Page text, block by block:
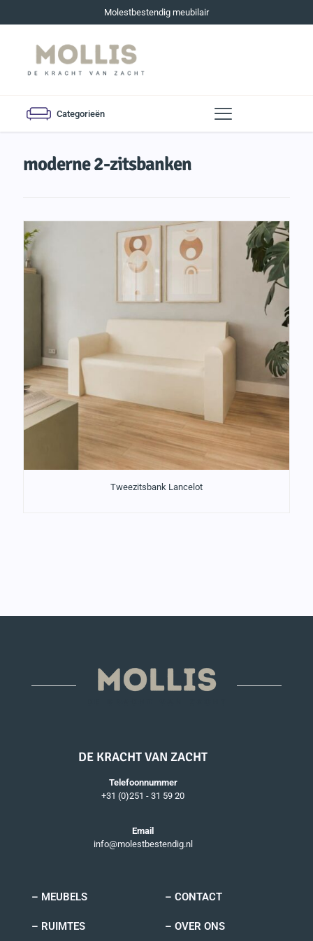
Molestbestendig meubilair
Categorieën
moderne 2-zitsbanken
Tweezitsbank Lancelot
DE KRACHT VAN ZACHT
Telefoonnummer
+31 (0)251 - 31 59 20
Email
info@molestbestendig.nl
– MEUBELS
– RUIMTES
– CONTACT
– OVER ONS